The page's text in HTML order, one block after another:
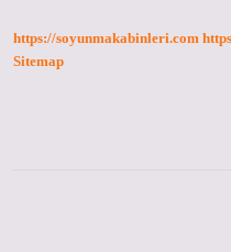
https://soyunmakabinleri.com
Sitemap